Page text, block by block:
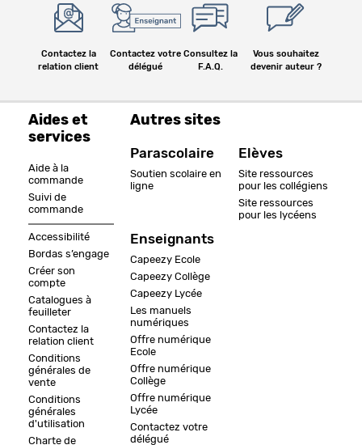
Contactez la
relation client
Contactez votre
délégué
Consultez la
F.A.Q.
Vous souhaitez
devenir auteur ?
Aides et
services
Aide à la
commande
Suivi de
commande
Accessibilité
Bordas s’engage
Créer son
compte
Catalogues à
feuilleter
Contactez la
relation client
Conditions
générales de
vente
Conditions
générales
d'utilisation
Charte de
Autres sites
Parascolaire
Soutien scolaire en
ligne
Enseignants
Capeezy Ecole
Capeezy Collège
Capeezy Lycée
Les manuels
numériques
Offre numérique
Ecole
Offre numérique
Collège
Offre numérique
Lycée
Contactez votre
délégué
Elèves
Site ressources
pour les collégiens
Site ressources
pour les lycéens